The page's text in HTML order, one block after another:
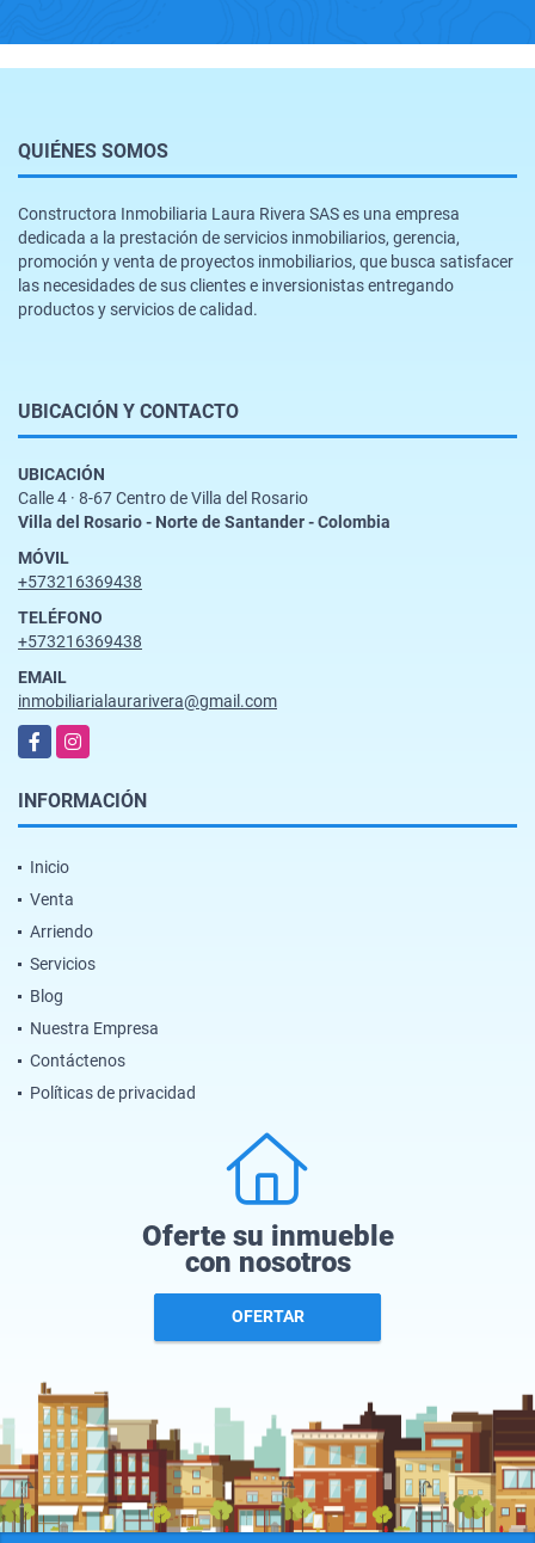
QUIÉNES SOMOS
Constructora Inmobiliaria Laura Rivera SAS es una empresa
dedicada a la prestación de servicios inmobiliarios, gerencia,
promoción y venta de proyectos inmobiliarios, que busca satisfacer
las necesidades de sus clientes e inversionistas entregando
productos y servicios de calidad.
UBICACIÓN Y CONTACTO
UBICACIÓN
Calle 4 · 8-67 Centro de Villa del Rosario
Villa del Rosario - Norte de Santander - Colombia
MÓVIL
+573216369438
TELÉFONO
+573216369438
EMAIL
inmobiliarialaurarivera@gmail.com
FacebookInstagram
INFORMACIÓN
Inicio
Venta
Arriendo
Servicios
Blog
Nuestra Empresa
Contáctenos
Políticas de privacidad
Oferte su inmueble
con nosotros
OFERTAR